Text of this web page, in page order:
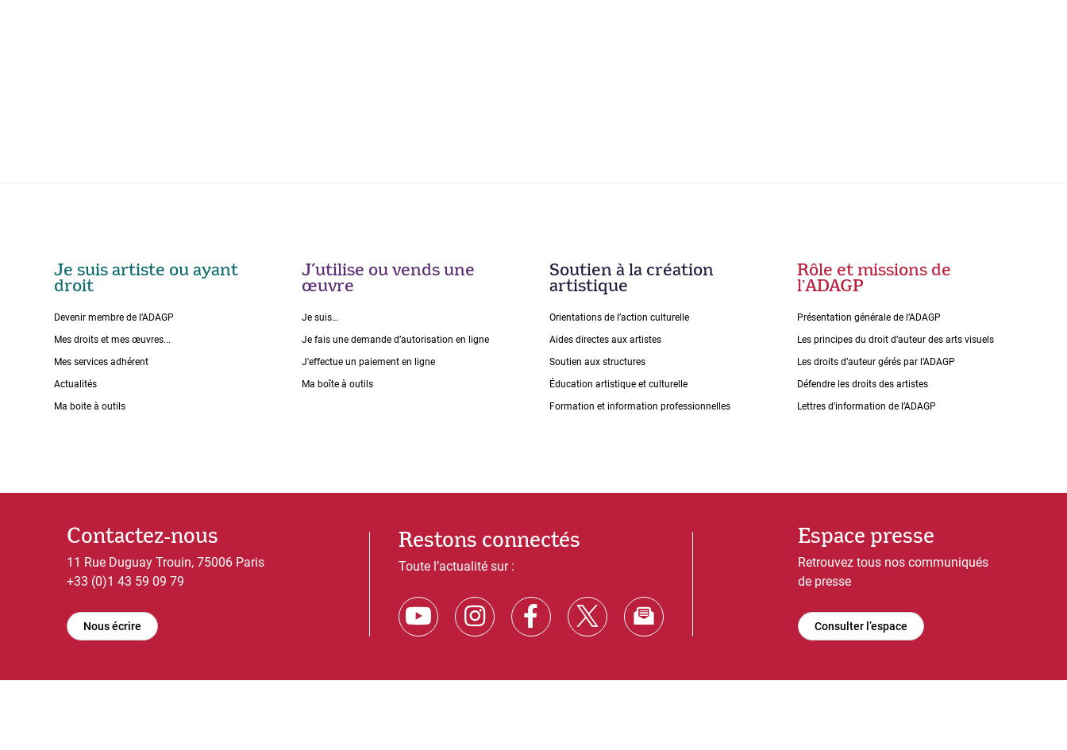
Je suis artiste ou ayant
droit
Devenir membre de l’ADAGP
Mes droits et mes œuvres...
Mes services adhérent
Actualités
Ma boite à outils
J’utilise ou vends une
œuvre
Je suis…
Je fais une demande dʼautorisation en ligne
J'effectue un paiement en ligne
Ma boîte à outils
Soutien à la création
artistique
Orientations de lʼaction culturelle
Aides directes aux artistes
Soutien aux structures
Éducation artistique et culturelle
Formation et information professionnelles
Rôle et missions de
lʼADAGP
Présentation générale de l’ADAGP
Les principes du droit dʼauteur des arts visuels
Les droits dʼauteur gérés par lʼADAGP
Défendre les droits des artistes
Lettres dʼinformation de lʼADAGP
Contactez-nous
11 Rue Duguay Trouin, 75006 Paris
+33 (0)1 43 59 09 79
Nous écrire
Restons connectés
Toute l’actualité sur :
Espace presse
Retrouvez tous nos communiqués
de presse
Consulter l’espace